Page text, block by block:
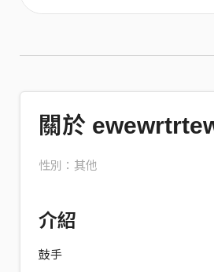
關於
性別：其他
介紹
鼓手